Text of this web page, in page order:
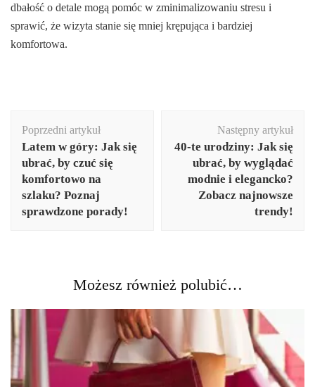
dbałość o detale mogą pomóc w zminimalizowaniu stresu i
sprawić, że wizyta stanie się mniej krępująca i bardziej
komfortowa.
wpisu
Poprzedni artykuł
Latem w góry: Jak się
ubrać, by czuć się
komfortowo na
szlaku? Poznaj
sprawdzone porady!
Następny artykuł
40-te urodziny: Jak się
ubrać, by wyglądać
modnie i elegancko?
Zobacz najnowsze
trendy!
Możesz również polubić…